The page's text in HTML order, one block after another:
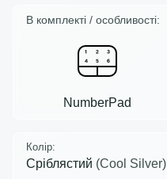
В комплекті / особливості:
NumberPad
Колір:
Сріблястий (Cool Silver)